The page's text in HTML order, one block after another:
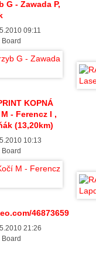
G - Zawada P,
09:11
Board
KOPNÁ
- Ferencz I ,
(13,20km)
10:13
Board
46873659
21:26
Board